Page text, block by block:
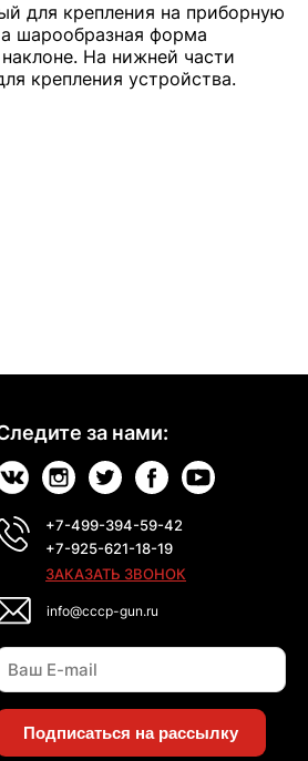
для крепления на приборную
шарообразная форма
На нижней части
крепления устройства.
за нами:
+7-499-394-59-42
+7-925-621-18-19
ЗАКАЗАТЬ ЗВОНОК
info@cccp-gun.ru
Подписаться на рассылку